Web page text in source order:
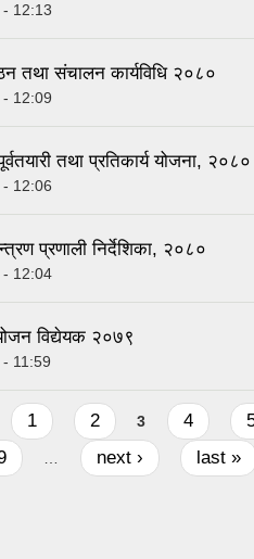
12:13
तथा संचालन कार्यविधि २०८०
12:09
तथा प्रतिकार्य योजना, २०८०
12:06
प्रणाली निर्देशिका, २०८०
- 12:04
विद्येयक २०७९
11:59
1 2 3 4
next › last »